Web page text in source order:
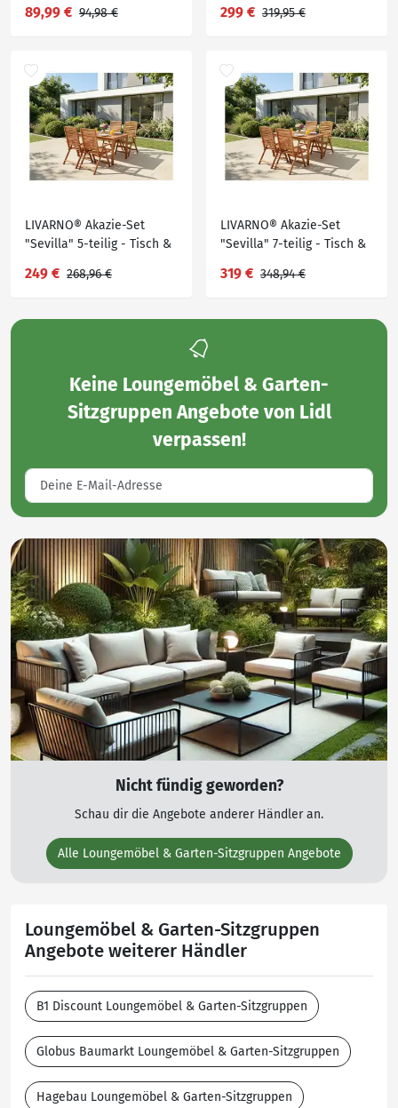
Klappsessel
89,99 € 94,98 €
Klappsessel
299 € 319,95 €
LIVARNO® Akazie-Set
"Sevilla" 5-teilig - Tisch &
249 € 268,96 €
LIVARNO® Akazie-Set
"Sevilla" 7-teilig - Tisch &
319 € 348,94 €
Keine Loungemöbel & Garten-
Sitzgruppen Angebote von Lidl
verpassen!
Nicht fündig geworden?
Schau dir die Angebote anderer Händler an.
Alle Loungemöbel & Garten-Sitzgruppen Angebote
Loungemöbel & Garten-Sitzgruppen
Angebote weiterer Händler
B1 Discount Loungemöbel & Garten-Sitzgruppen
Globus Baumarkt Loungemöbel & Garten-Sitzgruppen
Hagebau Loungemöbel & Garten-Sitzgruppen